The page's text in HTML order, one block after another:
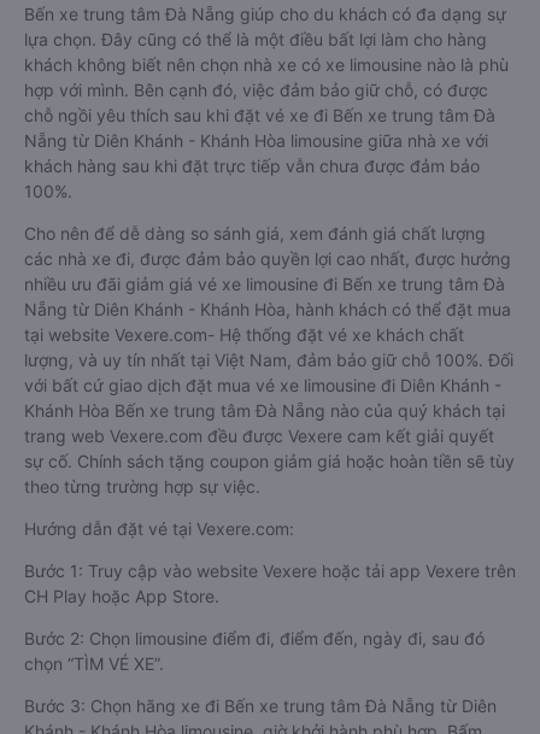
Bến xe trung tâm Đà Nẵng giúp cho du khách có đa dạng sự
lựa chọn. Đây cũng có thể là một điều bất lợi làm cho hàng
khách không biết nên chọn nhà xe có xe limousine nào là phù
hợp với mình. Bên cạnh đó, việc đảm bảo giữ chỗ, có được
chỗ ngồi yêu thích sau khi đặt vé xe đi Bến xe trung tâm Đà
Nẵng từ Diên Khánh - Khánh Hòa limousine giữa nhà xe với
khách hàng sau khi đặt trực tiếp vẫn chưa được đảm bảo
100%.
Cho nên để dễ dàng so sánh giá, xem đánh giá chất lượng
các nhà xe đi, được đảm bảo quyền lợi cao nhất, được hưởng
nhiều ưu đãi giảm giá vé xe limousine đi Bến xe trung tâm Đà
Nẵng từ Diên Khánh - Khánh Hòa, hành khách có thể đặt mua
tại website Vexere.com- Hệ thống đặt vé xe khách chất
lượng, và uy tín nhất tại Việt Nam, đảm bảo giữ chỗ 100%. Đối
với bất cứ giao dịch đặt mua vé xe limousine đi Diên Khánh -
Khánh Hòa Bến xe trung tâm Đà Nẵng nào của quý khách tại
trang web Vexere.com đều được Vexere cam kết giải quyết
sự cố. Chính sách tặng coupon giảm giá hoặc hoàn tiền sẽ tùy
theo từng trường hợp sự việc.
Hướng dẫn đặt vé tại Vexere.com:
Bước 1: Truy cập vào website Vexere hoặc tải app Vexere trên
CH Play hoặc App Store.
Bước 2: Chọn limousine điểm đi, điểm đến, ngày đi, sau đó
chọn “TÌM VÉ XE”.
Bước 3: Chọn hãng xe đi Bến xe trung tâm Đà Nẵng từ Diên